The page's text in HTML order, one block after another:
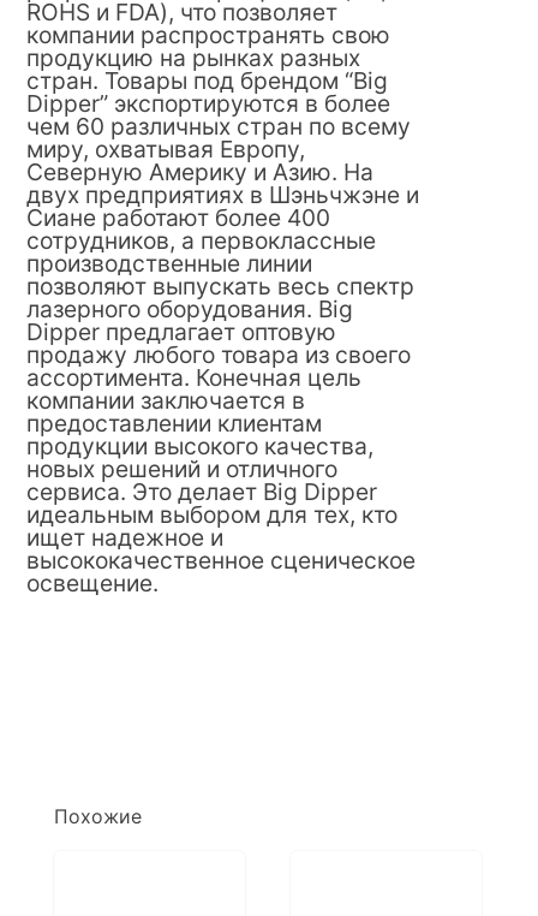
ROHS и FDA), что позволяет
компании распространять свою
продукцию на рынках разных
стран. Товары под брендом “Big
Dipper” экспортируются в более
чем 60 различных стран по всему
миру, охватывая Европу,
Северную Америку и Азию. На
двух предприятиях в Шэньчжэне и
Сиане работают более 400
сотрудников, а первоклассные
производственные линии
позволяют выпускать весь спектр
лазерного оборудования. Big
Dipper предлагает оптовую
продажу любого товара из своего
ассортимента. Конечная цель
компании заключается в
предоставлении клиентам
продукции высокого качества,
новых решений и отличного
сервиса. Это делает Big Dipper
идеальным выбором для тех, кто
ищет надежное и
высококачественное сценическое
освещение.
Похожие